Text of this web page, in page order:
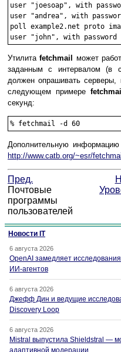
user "joesoap", with
user "andrea", with
poll example2.net proto
Утилитаfetchmail может
заданным с интервалом (в
должен опрашивать серверы,
следующем примере fetchmail
секунд:
% fetchmail -d 60
Дополнительную
http://www.catb.org/~esr/
Пред.
Почтовые
программы
пользователей
Новости IT
6 августа 2026
OpenAI замедляет
ИИ-агентов
6 августа 2026
Джефф Дин и ведущие
Discovery Loop
6 августа 2026
Mistral выпустила Shieldstral —
адаптивной модерации